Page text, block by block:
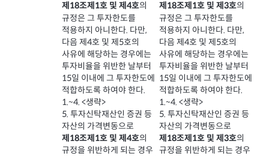
제18조제1호 및 제4호의
규정은 그 투자한도를
적용하지 아니한다. 다만,
다음 제4호 및 제5호의
사유에 해당하는 경우에는
투자비율을 위반한 날부터
15일 이내에 그 투자한도에
적합하도록 하여야 한다.
1.~4. <생략>
5. 투자신탁재산인 증권 등
자산의 가격변동으로
제18조제1호 및 제4호의
규정을 위반하게 되는 경우
제18조제1호 및 제3호의
규정은 그 투자한도를
적용하지 아니한다. 다만,
다음 제4호 및 제5호의
사유에 해당하는 경우에는
투자비율을 위반한 날부터
15일 이내에 그 투자한도에
적합하도록 하여야 한다.
1.~4. <생략>
5. 투자신탁재산인 증권 등
자산의 가격변동으로
제18조제1호 및 제3호의
규정을 위반하게 되는 경우